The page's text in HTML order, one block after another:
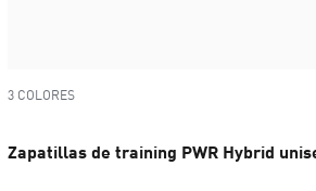
3 COLORES
Zapatillas de training PWR Hybrid